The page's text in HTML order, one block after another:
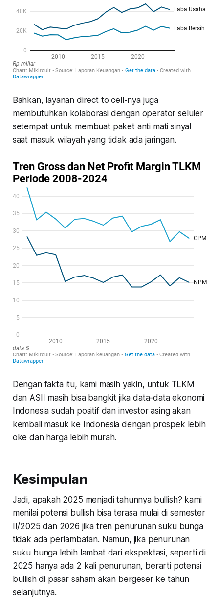
Bahkan, layanan direct to cell-nya juga
membutuhkan kolaborasi dengan operator seluler
setempat untuk membuat paket anti mati sinyal
saat masuk wilayah yang tidak ada jaringan.
Dengan fakta itu, kami masih yakin, untuk TLKM
dan ASII masih bisa bangkit jika data-data ekonomi
Indonesia sudah positif dan investor asing akan
kembali masuk ke Indonesia dengan prospek lebih
oke dan harga lebih murah.
Kesimpulan
Jadi, apakah 2025 menjadi tahunnya bullish? kami
menilai potensi bullishbisa terasa mulai di semester
II/2025 dan 2026 jika tren penurunan suku bunga
tidak ada perlambatan. Namun, jika penurunan
suku bunga lebih lambat dari ekspektasi, seperti di
2025 hanya ada 2 kali penurunan, berarti potensi
bullish di pasar saham akan bergeser ke tahun
selanjutnya.